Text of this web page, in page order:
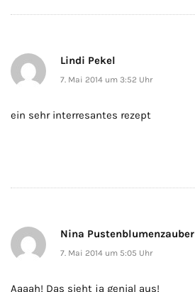
Lindi Pekel
7. Mai 2014 um 3:52 Uhr
ein sehr interresantes rezept
Nina Pustenblumenzauber
7. Mai 2014 um 5:05 Uhr
Aaaah! Das sieht ja genial aus!